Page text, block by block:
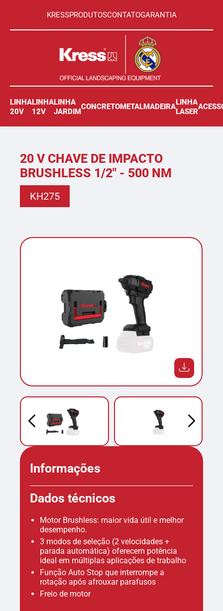
KRESSPRODUTOSCONTATOGARANTIA
LINHA
20V
LINHA
12V
LINHA
JARDIM
CONCRETOMETALMADEIRA
LINHA
LASER
20 V CHAVE DE IMPACTO
BRUSHLESS 1/2" - 500 NM
KH275
Informações
Dados técnicos
Motor Brushless: maior vida útil e melhor
desempenho.
3 modos de seleção (2 velocidades +
parada automática) oferecem potência
ideal em múltiplas aplicações de trabalho
Função Auto Stop que interrompe a
rotação após afrouxar parafusos
Freio de motor